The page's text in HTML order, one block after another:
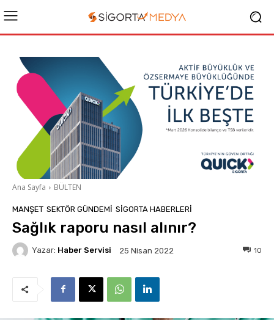
Ana Sayfa BÜLTEN
MANŞET SEKTÖR GÜNDEMİ SIGORTA HABERLERI
Sağlık raporu nasıl alınır?
Yazar: Haber Servisi 25 Nisan 2022 10